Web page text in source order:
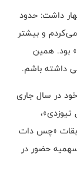
داشت: حدود
و بیشتر
بود. همین
داشته باشم.
در سال جاری
و همچنین مسابقات «چس دات
حضور در